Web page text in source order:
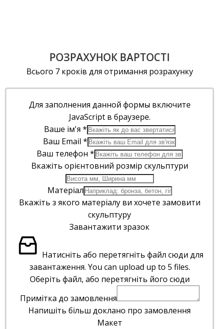
РОЗРАХУНОК ВАРТОСТІ
Всього 7 кроків для отримання розрахунку
Для заполнения данной формы включите
JavaScript в браузере.
Ваше ім'я *
Ваш Email *
Ваш телефон *
Вкажіть орієнтовний розмір скульптури
Матеріал
Вкажіть з якого матеріалу ви хочете замовити
скульптуру
Завантажити зразок
Натисніть або перетягніть файл сюди для
завантаження. You can upload up to 5 files.
Оберіть файл, або перетягніть його сюди
Примітка до замовлення
Напишіть більш доклано про замовлення
Макет